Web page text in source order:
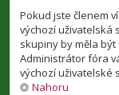
Pokud jste členem
výchozí uživatelská
skupiny by měla
Administrátor fóra
výchozí uživatelské
Nahoru